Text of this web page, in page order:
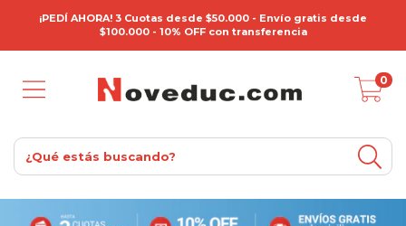
¡PEDÍ AHORA! 3 Cuotas desde $50.000 - Envío gratis desde
$100.000 - 10% OFF con transferencia
0